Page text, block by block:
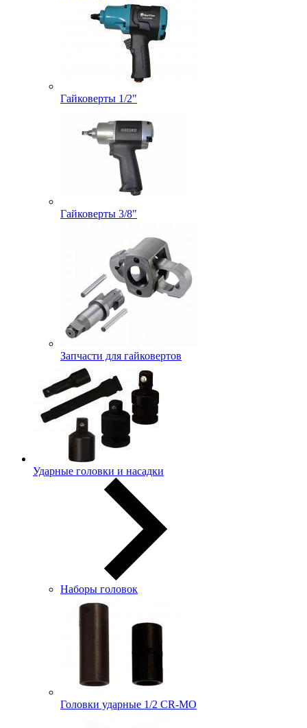
Гайковерты 1/2"
Гайковерты 3/8"
Запчасти для гайковертов
Ударные головки и насадки
Наборы головок
Головки ударные 1/2 CR-MO